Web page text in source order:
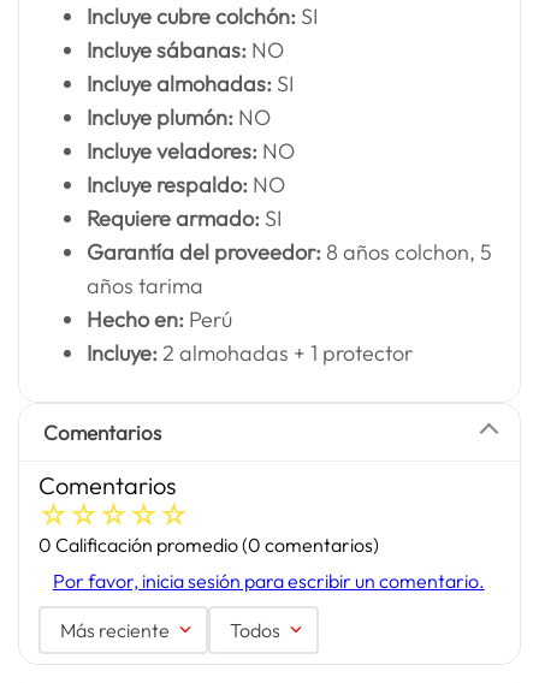
Incluye cubre colchón: SI
Incluye sábanas: NO
Incluye almohadas: SI
Incluye plumón: NO
Incluye veladores: NO
Incluye respaldo: NO
Requiere armado: SI
Garantía del proveedor: 8 años colchon, 5
años tarima
Hecho en: Perú
Incluye: 2 almohadas + 1 protector
Comentarios
Comentarios
☆☆☆☆☆
0 Calificación promedio(0 comentarios)
Por favor, inicia sesión para escribir un comentario.
Más reciente Todos